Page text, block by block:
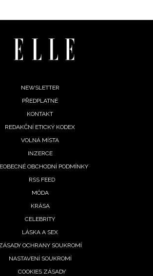
NEWSLETTER
PŘEDPLATNÉ
KONTAKT
REDAKČNÍ ETICKÝ KODEX
VOLNÁ MÍSTA
INZERCE
OBCHODNÍ PODMÍNKY
RSS FEED
MÓDA
KRÁSA
CELEBRITY
LÁSKA A SEX
OCHRANY SOUKROMÍ
NASTAVENÍ SOUKROMÍ
COOKIES ZÁSADY